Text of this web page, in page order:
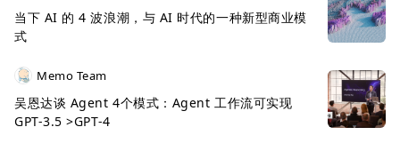
当下 AI 的 4 波浪潮，与 AI 时代的一种新型商业模
式
Memo Team
吴恩达谈 Agent 4个模式：Agent 工作流可实现
GPT-3.5 >GPT-4